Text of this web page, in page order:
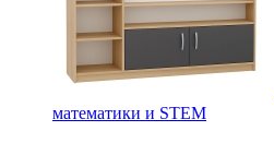
математики и STEM